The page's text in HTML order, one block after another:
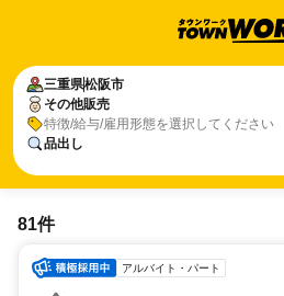
三重県松阪市
その他販売
特徴/給与/雇用形態を選択してください
品出し
81件
アルバイト・パート